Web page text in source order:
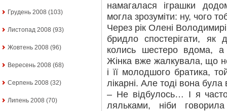
Грудень 2008 (103)
Листопад 2008 (93)
Жовтень 2008 (96)
Вересень 2008 (68)
Серпень 2008 (32)
Липень 2008 (70)
намагалася іграшки
могла зрозуміти: ну, чого
Через рік Олені
бридло спостерігати,
колись шестеро вдома,
Жінка вже жалкувала, що
і її молодшого братика,
лікарні. Але тоді вона
– Не відбулось… І я
ляльками, ніби